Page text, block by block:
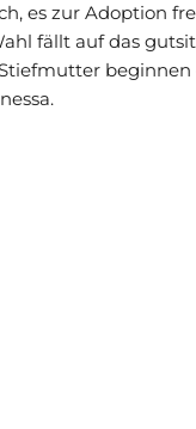
es zur Adoption
fällt auf das